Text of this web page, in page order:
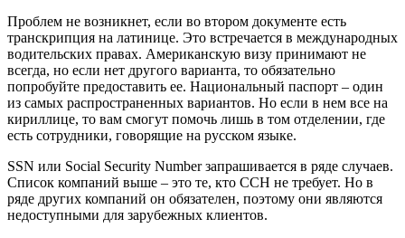
Проблем не возникнет, если во втором документе есть
транскрипция на латинице. Это встречается в международных
водительских правах. Американскую визу принимают не
всегда, но если нет другого варианта, то обязательно
попробуйте предоставить ее. Национальный паспорт – один
из самых распространенных вариантов. Но если в нем все на
кириллице, то вам смогут помочь лишь в том отделении, где
есть сотрудники, говорящие на русском языке.
SSN или Social Security Number запрашивается в ряде случаев.
Список компаний выше – это те, кто ССН не требует. Но в
ряде других компаний он обязателен, поэтому они являются
недоступными для зарубежных клиентов.